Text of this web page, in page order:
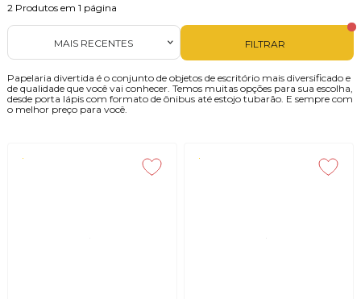
2 Produtos em 1 página
FILTRAR
MAIS RECENTES
Papelaria divertida é o conjunto de objetos de escritório mais diversificado e
de qualidade que você vai conhecer. Temos muitas opções para sua escolha,
desde porta lápis com formato de ônibus até estojo tubarão. E sempre com
o melhor preço para você.